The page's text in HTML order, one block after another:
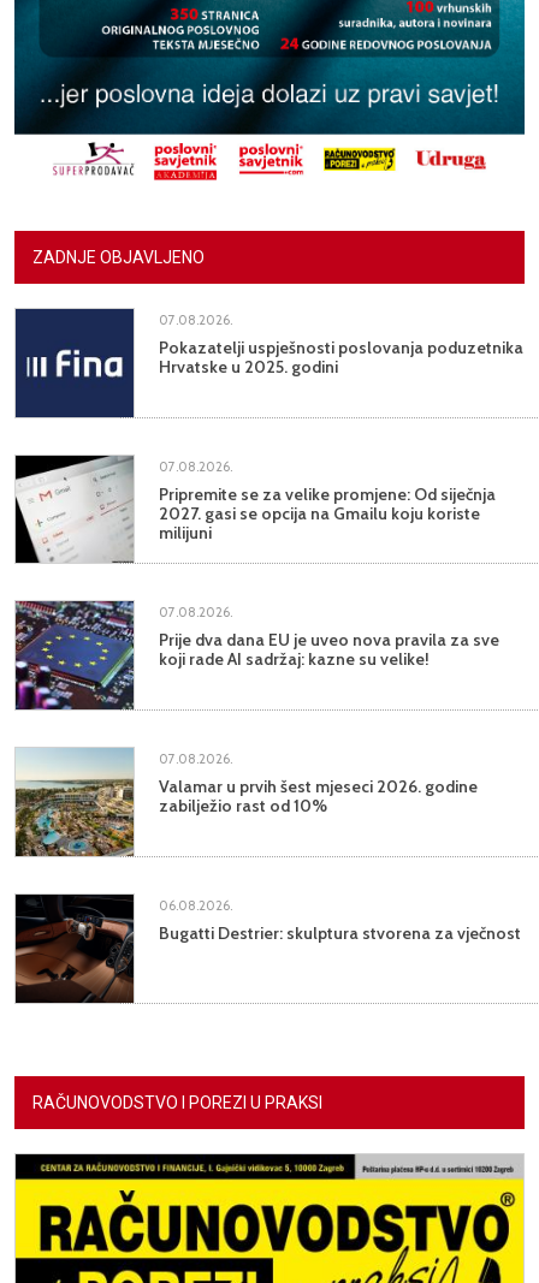
ZADNJE OBJAVLJENO
07.08.2026.
Pokazatelji uspješnosti poslovanja poduzetnika
Hrvatske u 2025. godini
07.08.2026.
Pripremite se za velike promjene: Od siječnja
2027. gasi se opcija na Gmailu koju koriste
milijuni
07.08.2026.
Prije dva dana EU je uveo nova pravila za sve
koji rade AI sadržaj: kazne su velike!
07.08.2026.
Valamar u prvih šest mjeseci 2026. godine
zabilježio rast od 10%
06.08.2026.
Bugatti Destrier: skulptura stvorena za vječnost
RAČUNOVODSTVO I POREZI U PRAKSI